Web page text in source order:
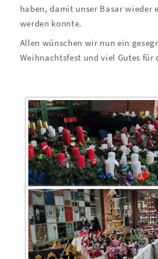
haben, damit unser Basar wieder
werden konnte.
Allen wünschen wir nun ein
Weihnachtsfest und viel Gutes für